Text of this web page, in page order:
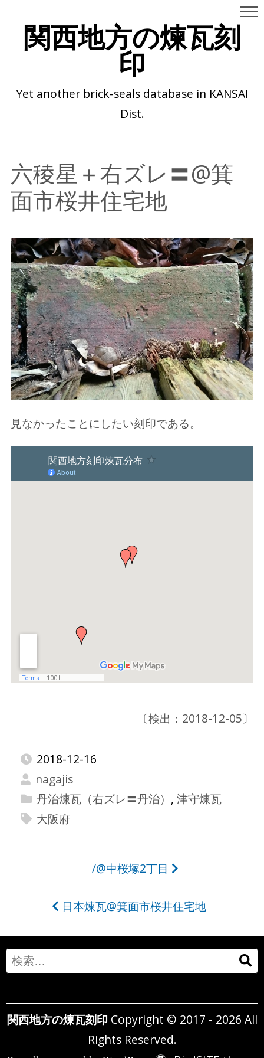
関西地方の煉瓦刻
印
Yet another brick-seals database in KANSAI
Dist.
六稜星＋右ズレ〓@箕
面市桜井住宅地
見なかったことにしたい刻印である。
〔検出：2018-12-05〕
2018-12-16
nagajis
丹治煉瓦（右ズレ〓丹治） , 津守煉瓦
大阪府
ビ
ゲ
ー
シ
ョ
/@中桜塚2丁目
日本煉瓦@箕面市桜井住宅地
Search
for:
関西地方の煉瓦刻印 Copyright © 2017 - 2026 All
Rights Reserved.